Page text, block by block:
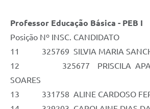
Professor Educação Básica - PEB I
Posição Nº INSC.
11 325769 SILVIA MARIA
12 325677 PRISCILA
SOARES
13 331758 ALINE CARDOSO